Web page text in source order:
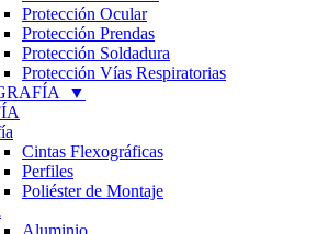
Protección Ocular
Protección Prendas
Protección Soldadura
Protección Vías Respiratorias
▼
Cintas Flexográficas
Perfiles
Poliéster de Montaje
Aluminio